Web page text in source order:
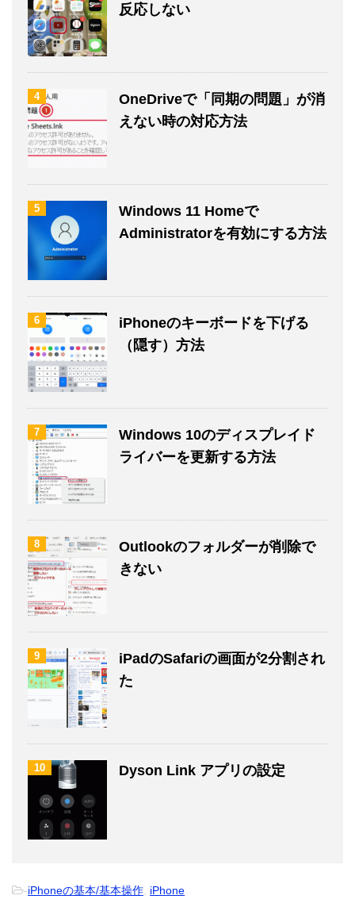
反応しない
4
OneDriveで「同期の問題」が消
えない時の対応方法
5
Windows 11 Homeで
Administratorを有効にする方法
6
iPhoneのキーボードを下げる
（隠す）方法
7
Windows 10のディスプレイド
ライバーを更新する方法
8
Outlookのフォルダーが削除で
きない
9
iPadのSafariの画面が2分割され
た
10 Dyson Link アプリの設定
-iPhoneの基本/基本操作 iPhone